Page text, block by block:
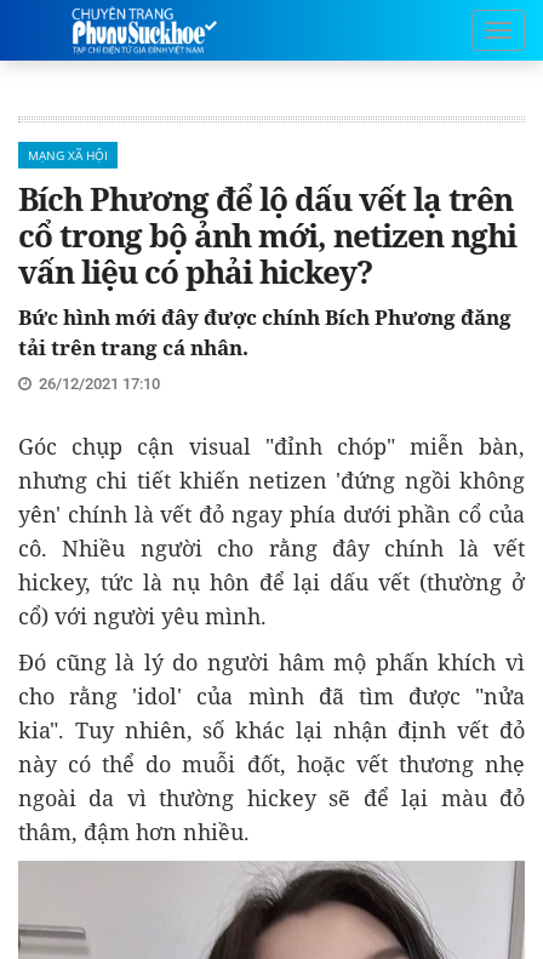
MẠNG XÃ HỘI
Bích Phương để lộ dấu vết lạ trên
cổ trong bộ ảnh mới, netizen nghi
vấn liệu có phải hickey?
Bức hình mới đây được chính Bích Phương đăng
tải trên trang cá nhân.
26/12/2021 17:10
Góc chụp cận visual "đỉnh chóp" miễn bàn,
nhưng chi tiết khiến netizen 'đứng ngồi không
yên' chính là vết đỏ ngay phía dưới phần cổ của
cô. Nhiều người cho rằng đây chính là vết
hickey, tức là nụ hôn để lại dấu vết (thường ở
cổ) với người yêu mình.
Đó cũng là lý do người hâm mộ phấn khích vì
cho rằng 'idol' của mình đã tìm được "nửa
kia". Tuy nhiên, số khác lại nhận định vết đỏ
này có thể do muỗi đốt, hoặc vết thương nhẹ
ngoài da vì thường hickey sẽ để lại màu đỏ
thâm, đậm hơn nhiều.